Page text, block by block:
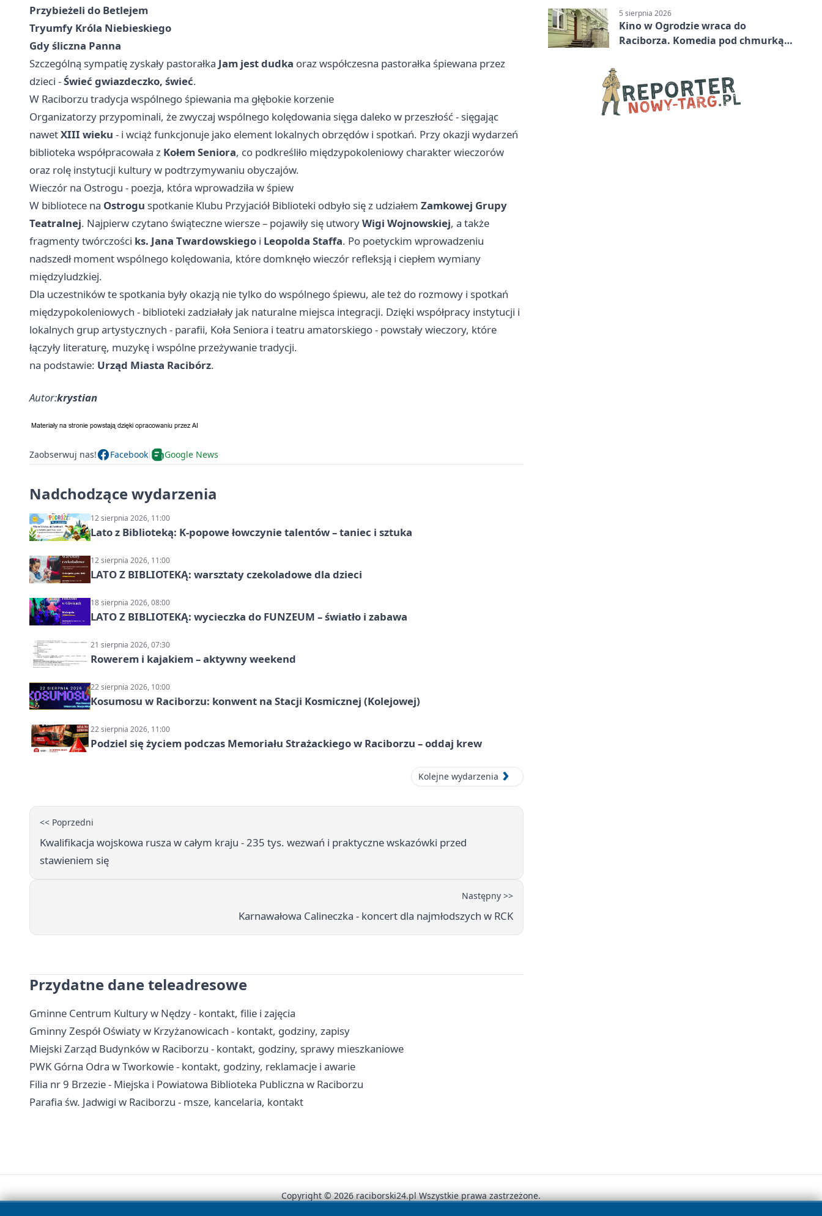
Przybieżeli do Betlejem
Tryumfy Króla Niebieskiego
Gdy śliczna Panna
Szczególną sympatię zyskały pastorałka Jam jest dudka oraz współczesna pastorałka śpiewana przez
dzieci -Świeć gwiazdeczko, świeć.
W Raciborzu tradycja wspólnego śpiewania ma głębokie korzenie
Organizatorzy przypominali, że zwyczaj wspólnego kolędowania sięga daleko w przeszłość - sięgając
nawetXIII wieku - i wciąż funkcjonuje jako element lokalnych obrzędów i spotkań. Przy okazji wydarzeń
biblioteka współpracowała z Kołem Seniora, co podkreśliło międzypokoleniowy charakter wieczorów
oraz rolę instytucji kultury w podtrzymywaniu obyczajów.
Wieczór na Ostrogu - poezja, która wprowadziła w śpiew
W bibliotece na Ostrogu spotkanie Klubu Przyjaciół Biblioteki odbyło się z udziałem Zamkowej Grupy
Teatralnej. Najpierw czytano świąteczne wiersze – pojawiły się utworyWigi Wojnowskiej, a także
fragmenty twórczości ks. Jana Twardowskiego i Leopolda Staffa. Po poetyckim wprowadzeniu
nadszedł moment wspólnego kolędowania, które domknęło wieczór refleksją i ciepłem wymiany
międzyludzkiej.
Dla uczestników te spotkania były okazją nie tylko do wspólnego śpiewu, ale też do rozmowy i spotkań
międzypokoleniowych - biblioteki zadziałały jak naturalne miejsca integracji. Dzięki współpracy instytucji i
lokalnych grup artystycznych - parafii, Koła Seniora i teatru amatorskiego - powstały wieczory, które
łączyły literaturę, muzykę i wspólne przeżywanie tradycji.
na podstawie: Urząd Miasta Racibórz.
Autor:krystian
Zaobserwuj nas! Facebook Google News
Nadchodzące wydarzenia
12 sierpnia 2026, 11:00
Lato z Biblioteką: K-popowe łowczynie talentów – taniec i sztuka
12 sierpnia 2026, 11:00
LATO Z BIBLIOTEKĄ: warsztaty czekoladowe dla dzieci
18 sierpnia 2026, 08:00
LATO Z BIBLIOTEKĄ: wycieczka do FUNZEUM – światło i zabawa
21 sierpnia 2026, 07:30
Rowerem i kajakiem – aktywny weekend
22 sierpnia 2026, 10:00
Kosumosu w Raciborzu: konwent na Stacji Kosmicznej (Kolejowej)
22 sierpnia 2026, 11:00
Podziel się życiem podczas Memoriału Strażackiego w Raciborzu – oddaj krew
Kolejne wydarzenia
<< Poprzedni
Kwalifikacja wojskowa rusza w całym kraju - 235 tys. wezwań i praktyczne wskazówki przed
stawieniem się
Następny >>
Karnawałowa Calineczka - koncert dla najmłodszych w RCK
Przydatne dane teleadresowe
Gminne Centrum Kultury w Nędzy - kontakt, filie i zajęcia
Gminny Zespół Oświaty w Krzyżanowicach - kontakt, godziny, zapisy
Miejski Zarząd Budynków w Raciborzu - kontakt, godziny, sprawy mieszkaniowe
PWK Górna Odra w Tworkowie - kontakt, godziny, reklamacje i awarie
Filia nr 9 Brzezie - Miejska i Powiatowa Biblioteka Publiczna w Raciborzu
Parafia św. Jadwigi w Raciborzu - msze, kancelaria, kontakt
5 sierpnia 2026
Kino w Ogrodzie wraca do
Raciborza. Komedia pod chmurką
Copyright © 2026 raciborski24.pl Wszystkie prawa zastrzeżone.